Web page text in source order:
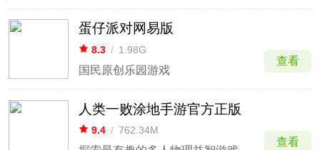
蛋仔派对网易版
8.3 / 1.98G
国民原创乐园游戏
查看
人类一败涂地手游官方正版
9.4 / 762.34M
查看